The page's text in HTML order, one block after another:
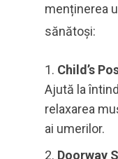
menținerea
sănătoși:
Child’s
Ajută la
relaxarea
ai umerilor.
Doorway